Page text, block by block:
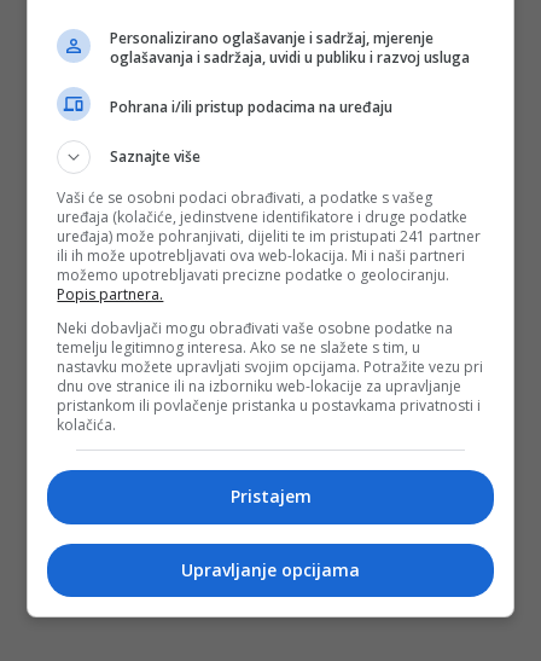
Personalizirano oglašavanje i sadržaj, mjerenje
oglašavanja i sadržaja, uvidi u publiku i razvoj usluga
Pohrana i/ili pristup podacima na uređaju
Saznajte više
Vaši će se osobni podaci obrađivati, a podatke s vašeg
uređaja (kolačiće, jedinstvene identifikatore i druge podatke
uređaja) može pohranjivati, dijeliti te im pristupati 241 partner
ili ih može upotrebljavati ova web-lokacija. Mi i naši partneri
možemo upotrebljavati precizne podatke o geolociranju.
Popis partnera.
Neki dobavljači mogu obrađivati vaše osobne podatke na
temelju legitimnog interesa. Ako se ne slažete s tim, u
nastavku možete upravljati svojim opcijama. Potražite vezu pri
dnu ove stranice ili na izborniku web-lokacije za upravljanje
pristankom ili povlačenje pristanka u postavkama privatnosti i
kolačića.
Pristajem
Upravljanje opcijama